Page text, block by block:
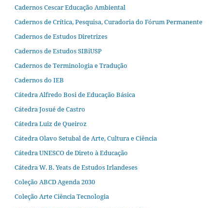
Cadernos Cescar Educação Ambiental
Cadernos de Crítica, Pesquisa, Curadoria do Fórum Permanente
Cadernos de Estudos Diretrizes
Cadernos de Estudos SIBiUSP
Cadernos de Terminologia e Tradução
Cadernos do IEB
Cátedra Alfredo Bosi de Educação Básica
Cátedra Josué de Castro
Cátedra Luiz de Queiroz
Cátedra Olavo Setubal de Arte, Cultura e Ciência
Cátedra UNESCO de Direto à Educação
Cátedra W. B. Yeats de Estudos Irlandeses
Coleção ABCD Agenda 2030
Coleção Arte Ciência Tecnologia